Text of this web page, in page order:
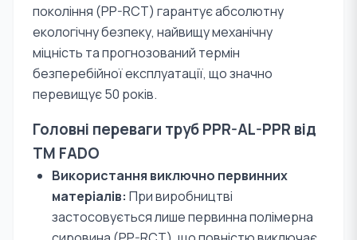
покоління (PP-RCT) гарантує абсолютну
екологічну безпеку, найвищу механічну
міцність та прогнозований термін
безперебійної експлуатації, що значно
перевищує 50 років.
Головні переваги труб PPR-AL-PPR від
TM FADO
Використання виключно первинних
матеріалів: При виробництві
застосовується лише первинна полімерна